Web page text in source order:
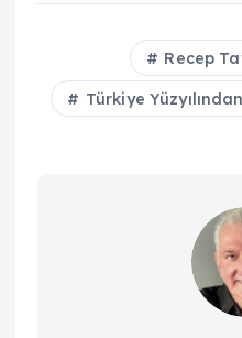
Recep
Türkiye